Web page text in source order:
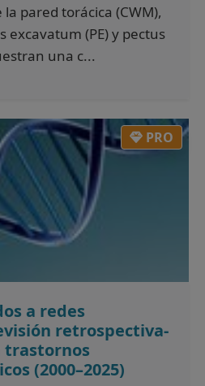
pared torácica (CWM),
excavatum (PE) y pectus
una c...
PRO
a redes
retrospectiva-
(2000–2025)